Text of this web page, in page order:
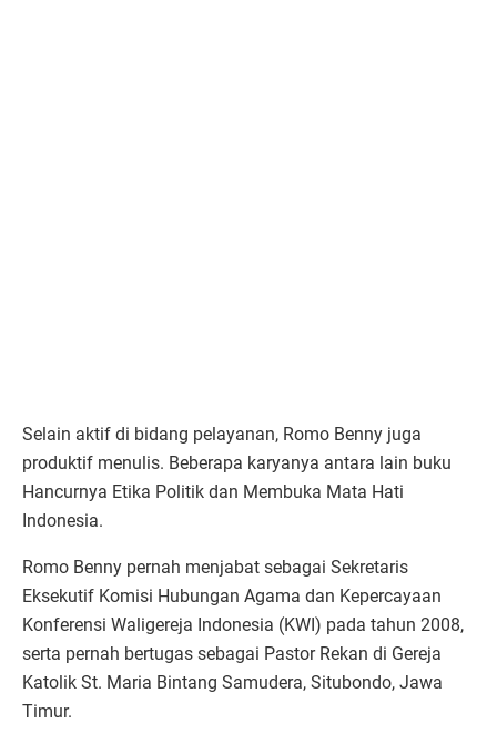
Selain aktif di bidang pelayanan, Romo Benny juga
produktif menulis. Beberapa karyanya antara lain buku
Hancurnya Etika Politik dan Membuka Mata Hati
Indonesia.
Romo Benny pernah menjabat sebagai Sekretaris
Eksekutif Komisi Hubungan Agama dan Kepercayaan
Konferensi Waligereja Indonesia (KWI) pada tahun 2008,
serta pernah bertugas sebagai Pastor Rekan di Gereja
Katolik St. Maria Bintang Samudera, Situbondo, Jawa
Timur.